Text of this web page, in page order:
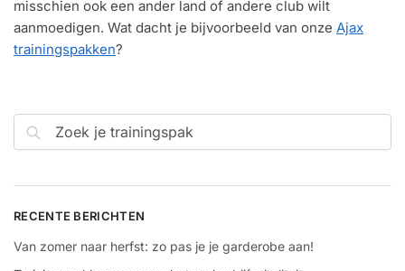
misschien ook een ander land of andere club wilt
aanmoedigen. Wat dacht je bijvoorbeeld van onze Ajax
trainingspakken?
Zoeken
RECENTE BERICHTEN
Van zomer naar herfst: zo pas je je garderobe aan!